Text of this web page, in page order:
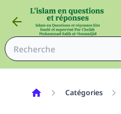
Catégories